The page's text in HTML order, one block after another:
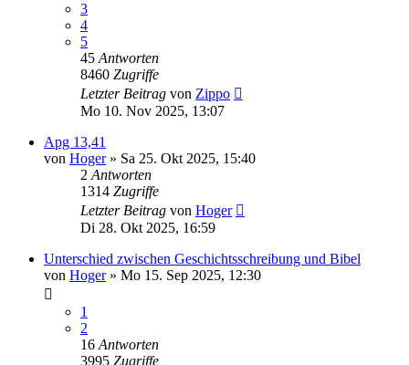
3
4
5
45 Antworten
8460 Zugriffe
Letzter Beitrag von Zippo
Mo 10. Nov 2025, 13:07
Apg 13,41
von Hoger» Sa 25. Okt 2025, 15:40
2 Antworten
1314 Zugriffe
Letzter Beitrag von Hoger
Di 28. Okt 2025, 16:59
Unterschied zwischen Geschichtsschreibung und Bibel
von Hoger» Mo 15. Sep 2025, 12:30
1
2
16 Antworten
3995 Zugriffe